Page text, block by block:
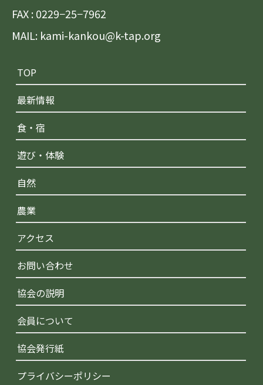
FAX : 0229−25−7962
MAIL: kami-kankou@k-tap.org
TOP
最新情報
食・宿
遊び・体験
自然
農業
アクセス
お問い合わせ
協会の説明
会員について
協会発行紙
プライバシーポリシー